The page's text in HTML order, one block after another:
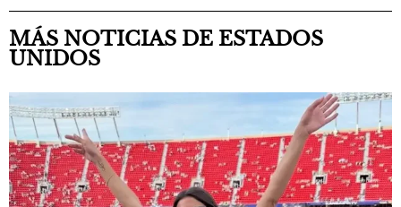
MÁS NOTICIAS DE ESTADOS
UNIDOS